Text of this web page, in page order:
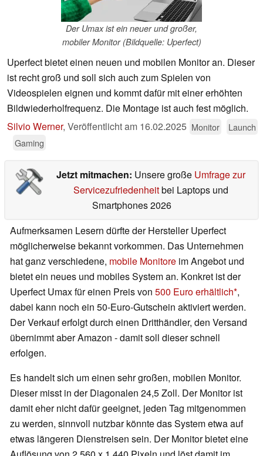
Der Umax ist ein neuer und großer,
mobiler Monitor (Bildquelle: Uperfect)
Uperfect bietet einen neuen und mobilen Monitor an. Dieser
ist recht groß und soll sich auch zum Spielen von
Videospielen eignen und kommt dafür mit einer erhöhten
Bildwiederholfrequenz. Die Montage ist auch fest möglich.
Silvio Werner, Veröffentlicht am 16.02.2025 Monitor
Launch
Gaming
Jetzt mitmachen: Unsere große Umfrage zur
Servicezufriedenheitbei Laptops und
Smartphones 2026
Aufmerksamen Lesern dürfte der Hersteller Uperfect
möglicherweise bekannt vorkommen. Das Unternehmen
hat ganz verschiedene, mobile Monitore im Angebot und
bietet ein neues und mobiles System an. Konkret ist der
Uperfect Umax für einen Preis von 500 Euro erhältlich ,
dabei kann noch ein 50-Euro-Gutschein aktiviert werden.
Der Verkauf erfolgt durch einen Dritthändler, den Versand
übernimmt aber Amazon - damit soll dieser schnell
erfolgen.
Es handelt sich um einen sehr großen, mobilen Monitor.
Dieser misst in der Diagonalen 24,5 Zoll. Der Monitor ist
damit eher nicht dafür geeignet, jeden Tag mitgenommen
zu werden, sinnvoll nutzbar könnte das System etwa auf
etwas längeren Dienstreisen sein. Der Monitor bietet eine